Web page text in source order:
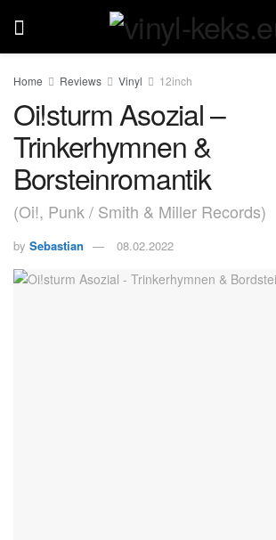
Home Reviews Vinyl 12inch
Oi!sturm Asozial –
Trinkerhymnen &
Borsteinromantik
(Oi!, Punk / Smith & Miller Records)
by Sebastian 08.02.2022